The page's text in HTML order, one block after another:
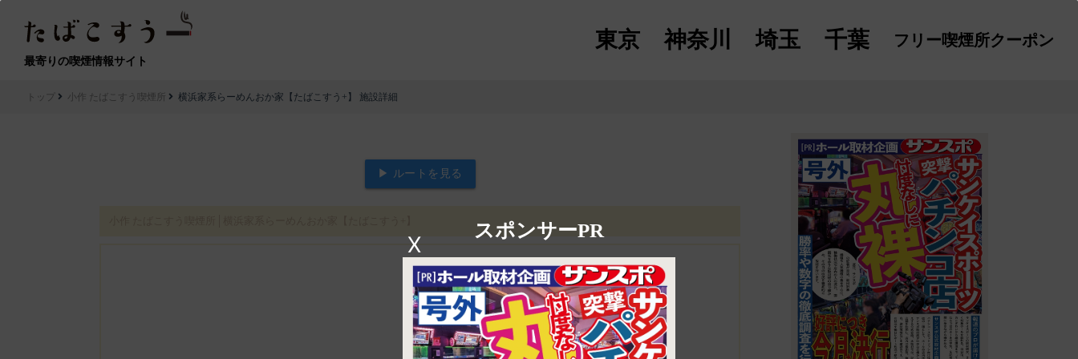
最寄りの喫煙情報サイト
東京 神奈川 埼玉 千葉 フリー喫煙所クーポン
スポンサーPR
X
トップ 小作 たばこすう喫煙所 横浜家系らーめんおか家【たばこすう+】 施設詳細
▶ ルートを見る